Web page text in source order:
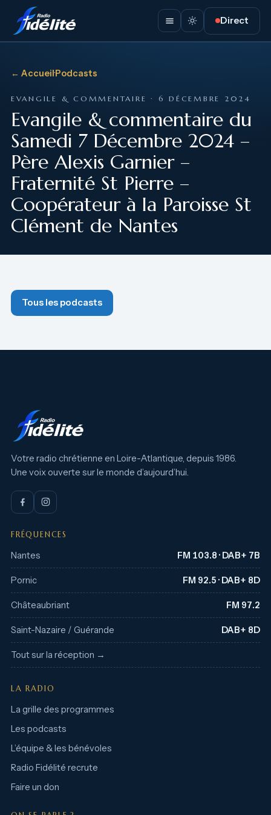
Direct
← Accueil·Podcasts
EVANGILE & COMMENTAIRE · 6 DÉCEMBRE 2024
Evangile & commentaire du
Samedi 7 Décembre 2024 –
Père Alexis Garnier –
Fraternité St Pierre –
Coopérateur à la Paroisse St
Clément de Nantes
Tous les podcasts
Votre radio chrétienne en Loire-Atlantique, depuis 1986.
Une voix ouverte sur le monde d’aujourd’hui.
FRÉQUENCES
Nantes FM 103.8 · DAB+ 7B
Pornic FM 92.5 · DAB+ 8D
Châteaubriant FM 97.2
Saint-Nazaire / Guérande DAB+ 8D
Tout sur la réception →
LA RADIO
La grille des programmes
Les podcasts
L’équipe & les bénévoles
Radio Fidélité recrute
Faire un don